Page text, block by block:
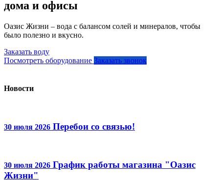
дома и офисы
Оазис Жизни – вода с балансом солей и минералов, чтобы
было полезно и вкусно.
Заказать воду
Посмотреть оборудование Заказать звонок
Новости
30 июля 2026 Перебои со связью!
30 июля 2026 График работы магазина "Оазис
Жизни"